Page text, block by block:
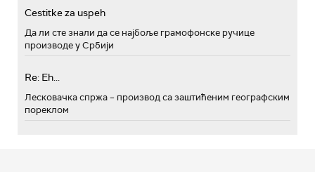
Cestitke za uspeh
Да ли сте знали да се најбоље грамофонске ручице
производе у Србији
Re: Eh...
Лесковачка спржа – производ са заштићеним географским
пореклом